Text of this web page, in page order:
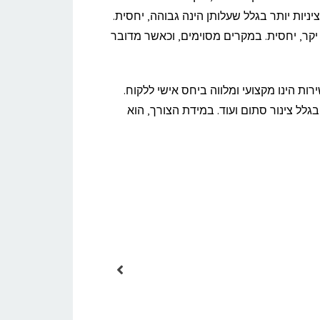
יותר בגלל שעלותן הינה גבוהה, יחסית.
יחסית. במקרים מסוימים, וכאשר מדובר
הינו מקצועי ומלווה ביחס אישי ללקוח.
צינור סתום ועוד. במידת הצורך, הוא